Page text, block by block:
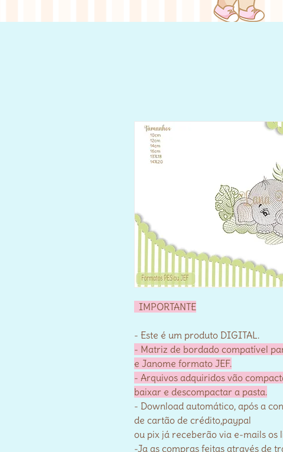
IMPORTANTE
- Este é um produto DIGITAL.
- Matriz de bordado compatível
e Janome formato JEF.
- Arquivos adquiridos vão
baixar e descompactar a pasta.
- Download automático, após a
de cartão de crédito,paypal
ou pix já receberão via e-mails os
-Ja as compras feitas através de